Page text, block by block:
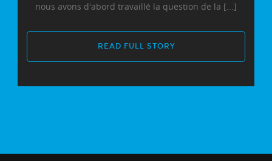
nous avons d'abord travaillé la question de la [...]
READ FULL STORY